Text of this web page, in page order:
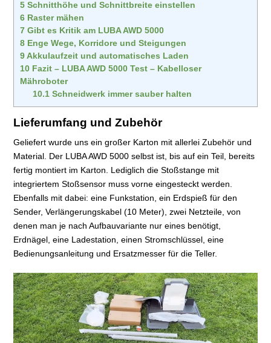
5 Schnitthöhe und Schnittbreite einstellen
6 Raster mähen
7 Gibt es Kritik am LUBA AWD 5000
8 Enge Wege, Korridore und Steigungen
9 Akkulaufzeit und automatisches Laden
10 Fazit – LUBA AWD 5000 Test – Kabelloser
Mähroboter
10.1Schneidwerk immer sauber halten
Lieferumfang und Zubehör
Geliefert wurde uns ein großer Karton mit allerlei Zubehör und
Material. Der LUBA AWD 5000 selbst ist, bis auf ein Teil, bereits
fertig montiert im Karton. Lediglich die Stoßstange mit
integriertem Stoßsensor muss vorne eingesteckt werden.
Ebenfalls mit dabei: eine Funkstation, ein Erdspieß für den
Sender, Verlängerungskabel (10 Meter), zwei Netzteile, von
denen man je nach Aufbauvariante nur eines benötigt,
Erdnägel, eine Ladestation, einen Stromschlüssel, eine
Bedienungsanleitung und Ersatzmesser für die Teller.